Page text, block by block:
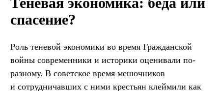
спасение?
Роль теневой экономики во время Гражданской
войны современники и историки оценивали по-
разному. В советское время мешочников
и сотрудничавших с ними крестьян клеймили как